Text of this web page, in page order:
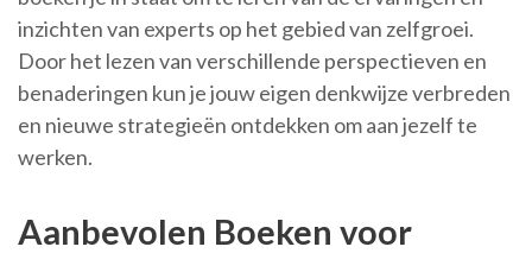
inzichten van experts op het gebied van zelfgroei.
Door het lezen van verschillende perspectieven en
benaderingen kun je jouw eigen denkwijze verbreden
en nieuwe strategieën ontdekken om aan jezelf te
werken.
Aanbevolen Boeken voor